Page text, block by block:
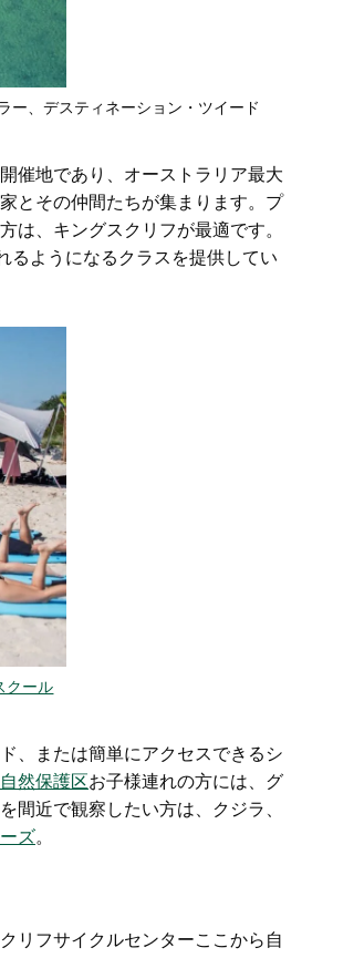
ー、デスティネーション・ツイード
催地であり、オーストラリア最大
とその仲間たちが集まります。 プ
は、キングスクリフが最適です。
るようになるクラスを提供してい
クール
、または簡単にアクセスできるシ
然保護区お子様連れの方には、グ
間近で観察したい方は、クジラ、
ズ。
リフサイクルセンターここから自